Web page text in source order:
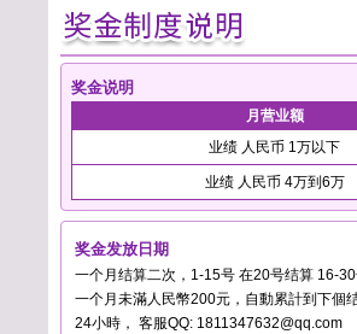
奖金说明
月营业额
业绩 人民币 1万以下
业绩 人民币 4万到6万
奖金发放日期
一个月结算二次，1-15号 在20号结算 16-30
一个月未滿人民幣200元，自動累計到下個
24小時， 客服QQ: 1811347632@qq.com